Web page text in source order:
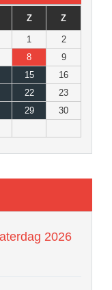
Z Z
1
2
8
9
15
16
22
23
29
30
2026